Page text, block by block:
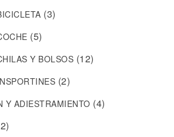
(3)
(5)
Y BOLSOS (12)
(2)
Y ADIESTRAMIENTO (4)